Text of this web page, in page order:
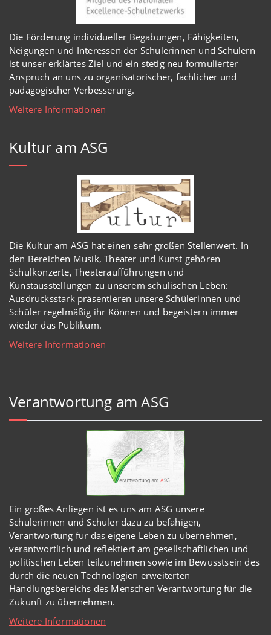
Die Förderung individueller Begabungen, Fähigkeiten,
Neigungen und Interessen der Schülerinnen und Schülern
ist unser erklärtes Ziel und ein stetig neu formulierter
Anspruch an uns zu organisatorischer, fachlicher und
pädagogischer Verbesserung.
Weitere Informationen
Kultur am ASG
Die Kultur am ASG hat einen sehr großen Stellenwert. In
den Bereichen Musik, Theater und Kunst gehören
Schulkonzerte, Theateraufführungen und
Kunstausstellungen zu unserem schulischen Leben:
Ausdrucksstark präsentieren unsere Schülerinnen und
Schüler regelmäßig ihr Können und begeistern immer
wieder das Publikum.
Weitere Informationen
Verantwortung am ASG
Ein großes Anliegen ist es uns am ASG unsere
Schülerinnen und Schüler dazu zu befähigen,
Verantwortung für das eigene Leben zu übernehmen,
verantwortlich und reflektiert am gesellschaftlichen und
politischen Leben teilzunehmen sowie im Bewusstsein des
durch die neuen Technologien erweiterten
Handlungsbereichs des Menschen Verantwortung für die
Zukunft zu übernehmen.
Weitere Informationen